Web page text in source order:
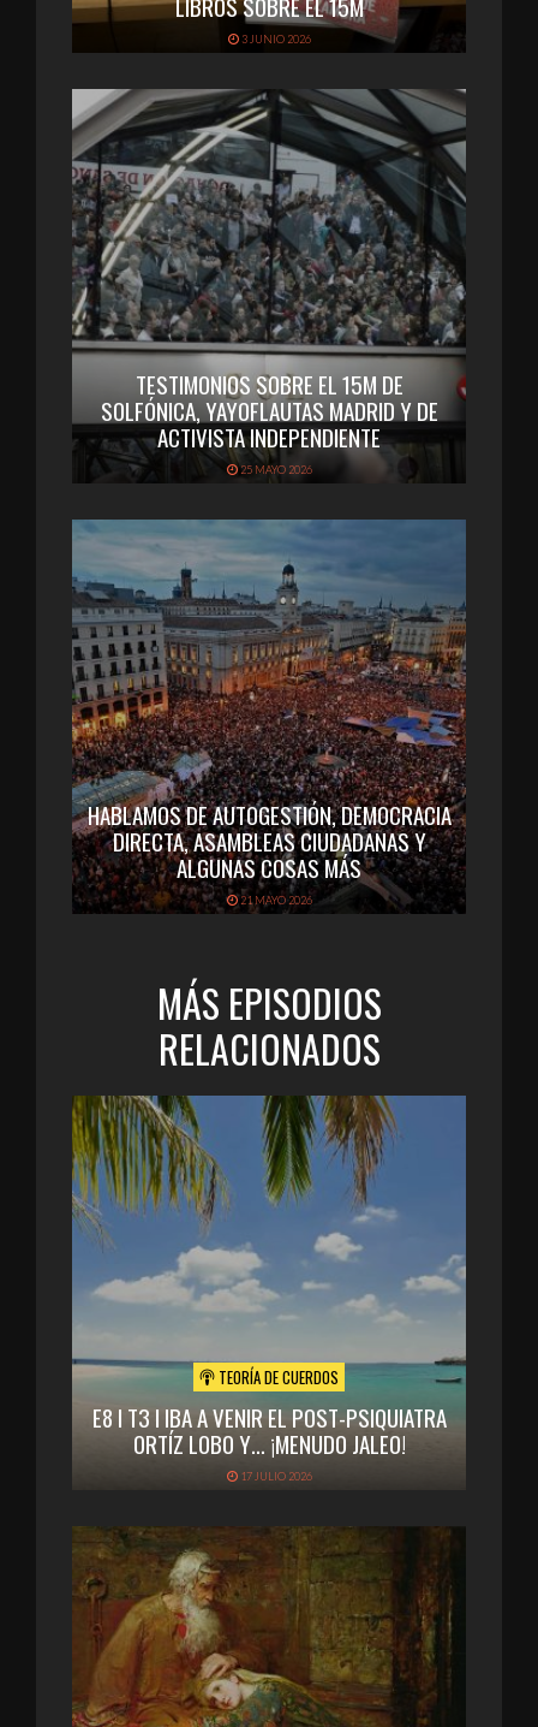
3 JUNIO 2026
TESTIMONIOS SOBRE EL 15M DE
SOLFÓNICA, YAYOFLAUTAS MADRID Y DE
ACTIVISTA INDEPENDIENTE
25 MAYO 2026
HABLAMOS DE AUTOGESTIÓN, DEMOCRACIA
DIRECTA, ASAMBLEAS CIUDADANAS Y
ALGUNAS COSAS MÁS
21 MAYO 2026
MÁS EPISODIOS
RELACIONADOS
TEORÍA DE CUERDOS
E8 I T3 I IBA A VENIR EL POST-PSIQUIATRA
ORTÍZ LOBO Y… ¡MENUDO JALEO!
17 JULIO 2026